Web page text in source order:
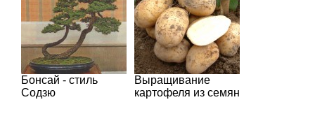
Бонсай - стиль
Содзю
Выращивание
картофеля из семян